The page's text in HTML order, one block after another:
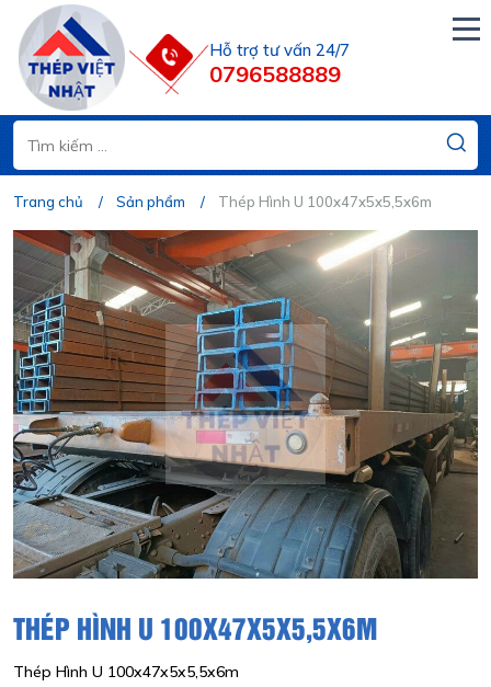
Hỗ trợ tư vấn 24/7
0796588889
Trang chủ Sản phẩm Thép Hình U 100x47x5x5,5x6m
THÉP HÌNH U 100X47X5X5,5X6M
Thép Hình U 100x47x5x5,5x6m